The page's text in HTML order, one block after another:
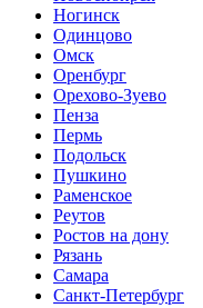
Ногинск
Одинцово
Омск
Оренбург
Орехово-Зуево
Пенза
Пермь
Подольск
Пушкино
Раменское
Реутов
Ростов на дону
Рязань
Самара
Санкт-Петербург